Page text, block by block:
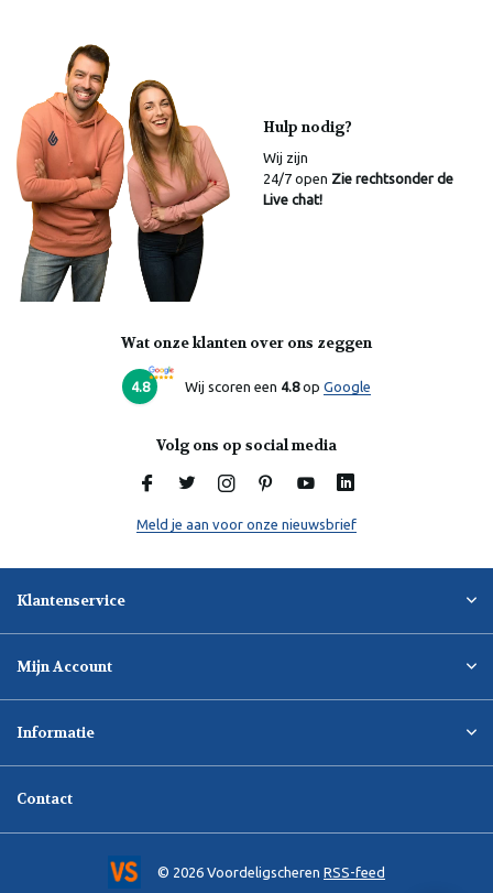
Hulp nodig?
Wij zijn
24/7 open Zie rechtsonder de
Live chat!
Wat onze klanten over ons zeggen
4.8 Wij scoren een 4.8op Google
Volg ons op social media
Meld je aan voor onze nieuwsbrief
Klantenservice
Mijn Account
Informatie
Contact
© 2026 Voordeligscheren RSS-feed
Online